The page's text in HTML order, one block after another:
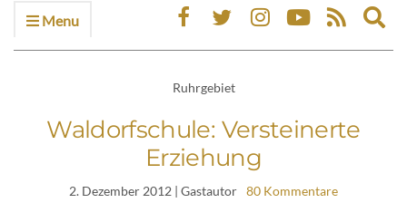
Menu
Ruhrgebiet
Waldorfschule: Versteinerte
Erziehung
2. Dezember 2012 | Gastautor 80 Kommentare